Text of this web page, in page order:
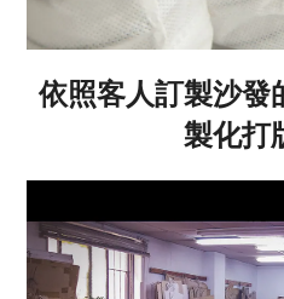
依照客人訂製沙發
製化打